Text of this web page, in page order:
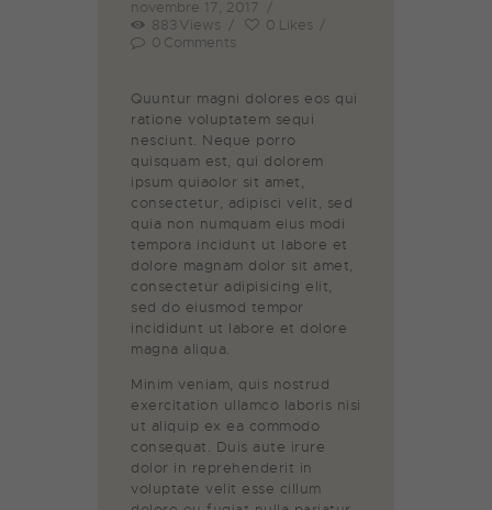
novembre 17, 2017
883 Views 0 Likes
0 Comments
Quuntur magni dolores eos qui
ratione voluptatem sequi
nesciunt. Neque porro
quisquam est, qui dolorem
ipsum quiaolor sit amet,
consectetur, adipisci velit, sed
quia non numquam eius modi
tempora incidunt ut labore et
dolore magnam dolor sit amet,
consectetur adipisicing elit,
sed do eiusmod tempor
incididunt ut labore et dolore
magna aliqua.
Minim veniam, quis nostrud
exercitation ullamco laboris nisi
ut aliquip ex ea commodo
consequat. Duis aute irure
dolor in reprehenderit in
voluptate velit esse cillum